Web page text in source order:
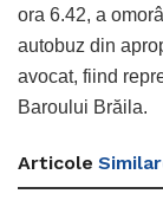
ora 6.42, a
autobuz din
avocat, fiind
Baroului Brăila.
Articole